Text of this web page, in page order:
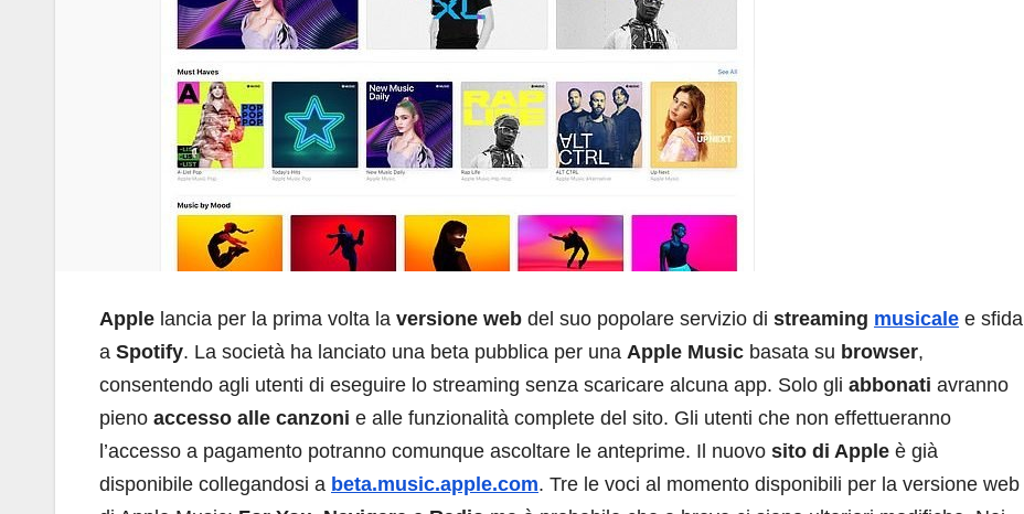
Apple lancia per la prima volta la versione web del suo popolare servizio di streaming musicale e sfida
a Spotify. La società ha lanciato una beta pubblica per una Apple Music basata su browser,
consentendo agli utenti di eseguire lo streaming senza scaricare alcuna app. Solo gli abbonati avranno
pieno accesso alle canzoni e alle funzionalità complete del sito. Gli utenti che non effettueranno
l’accesso a pagamento potranno comunque ascoltare le anteprime. Il nuovo sito di Apple è già
disponibile collegandosi a beta.music.apple.com. Tre le voci al momento disponibili per la versione web